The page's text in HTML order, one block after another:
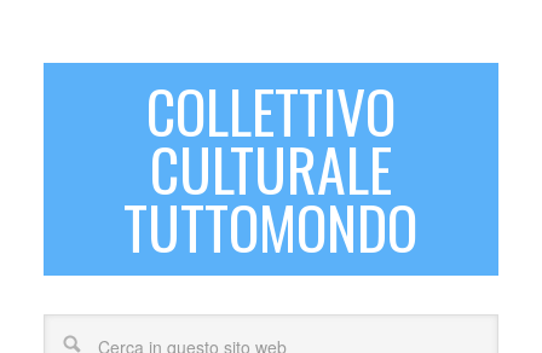
COLLETTIVO
CULTURALE
TUTTOMONDO